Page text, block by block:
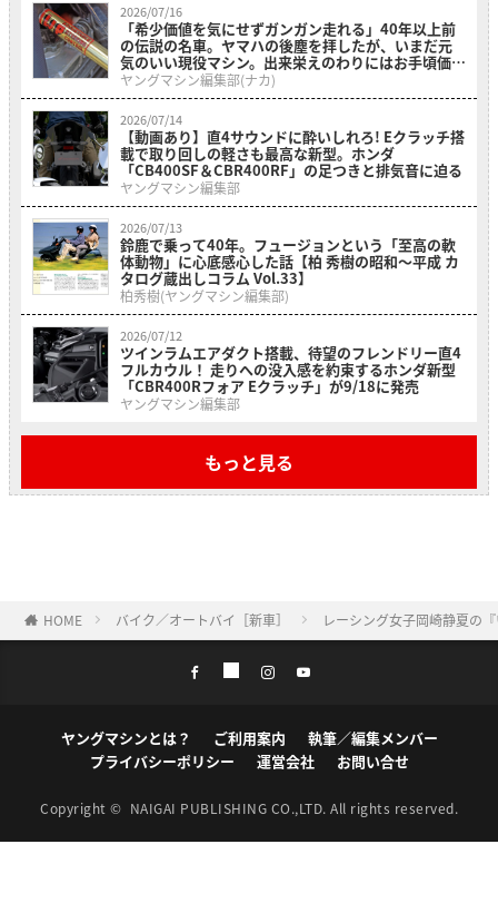
2026/07/16
「希少価値を気にせずガンガン走れる」40年以上前
の伝説の名車。ヤマハの後塵を拝したが、いまだ元
気のいい現役マシン。出来栄えのわりにはお手頃価格
の「ホンダ・RS500R」を紹介
ヤングマシン編集部(ナカ)
2026/07/14
【動画あり】直4サウンドに酔いしれろ! Eクラッチ搭
載で取り回しの軽さも最高な新型。ホンダ
「CB400SF＆CBR400RF」の足つきと排気音に迫る
ヤングマシン編集部
2026/07/13
鈴鹿で乗って40年。フュージョンという「至高の軟
体動物」に心底感心した話【柏 秀樹の昭和〜平成 カ
タログ蔵出しコラム Vol.33】
柏秀樹(ヤングマシン編集部)
2026/07/12
ツインラムエアダクト搭載、待望のフレンドリー直4
フルカウル！ 走りへの没入感を約束するホンダ新型
「CBR400Rフォア Eクラッチ」が9/18に発売
ヤングマシン編集部
もっと見る
HOME バイク／オートバイ［新車］ レーシング女子岡崎静夏の
ヤングマシンとは？ ご利用案内
執筆／編集メンバー
プライバシーポリシー
運営会社 お問い合せ
Copyright © NAIGAI PUBLISHING CO.,LTD. All rights reserved.